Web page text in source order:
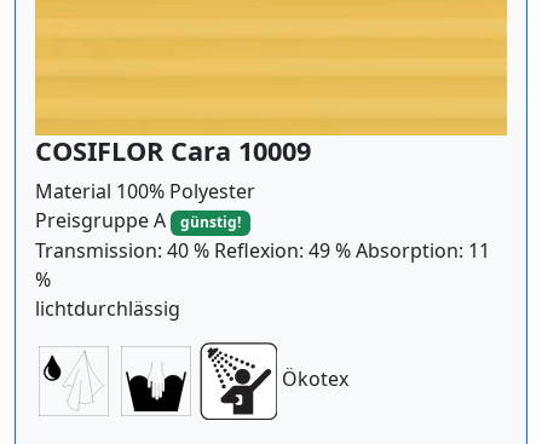
COSIFLOR Cara 10009
Material 100% Polyester
Preisgruppe A
günstig!
Transmission: 40 % Reflexion: 49 % Absorption: 11
%
lichtdurchlässig
Ökotex